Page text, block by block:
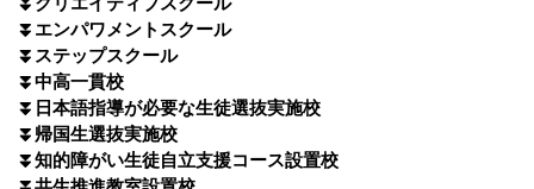
⏬️エンパワメントスクール
⏬️ステップスクール
⏬️中高一貫校
⏬️日本語指導が必要な生徒選抜実施校
⏬️帰国生選抜実施校
⏬️知的障がい生徒自立支援コース設置校